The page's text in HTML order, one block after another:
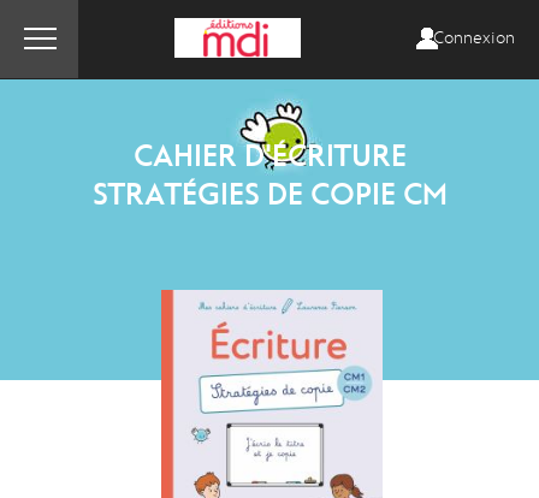
Connexion
CAHIER D'ÉCRITURE
STRATÉGIES DE COPIE CM